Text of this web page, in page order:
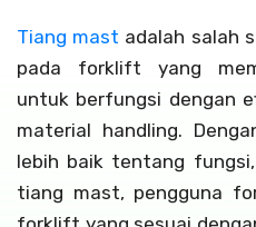
Tiang mast adalah salah
pada forklift yang
untuk berfungsi dengan
material handling.
lebih baik tentang
tiang mast, pengguna